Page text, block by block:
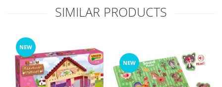
SIMILAR PRODUCTS
NEW
NEW